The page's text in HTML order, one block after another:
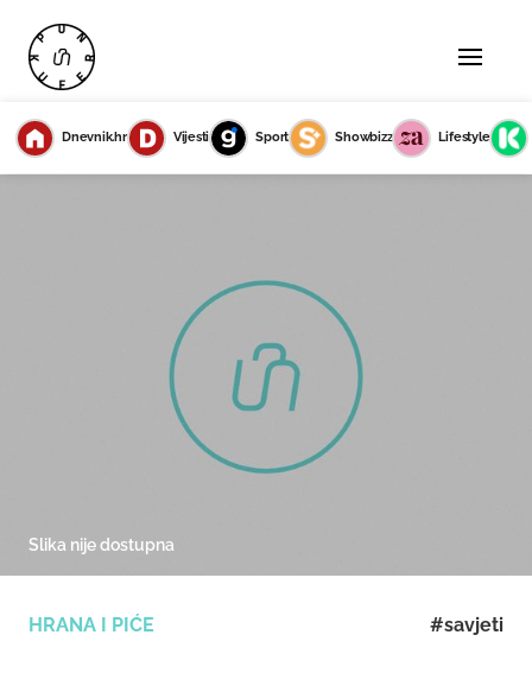
Dnevnik.hr Vijesti Sport Showbizz Lifestyle
HRANA I PIĆE #savjeti
Slika nije dostupna